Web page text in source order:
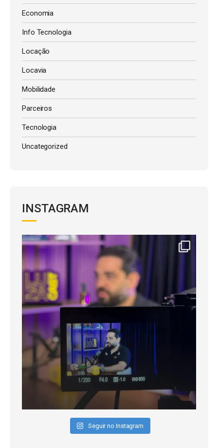
Economia
Info Tecnologia
Locação
Locavia
Mobilidade
Parceiros
Tecnologia
Uncategorized
INSTAGRAM
Seguir no Instagram